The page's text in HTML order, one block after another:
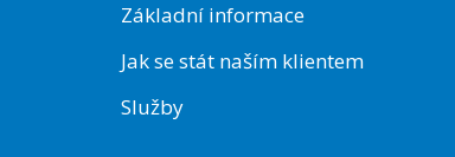
Základní informace
Jak se stát naším klientem
Služby